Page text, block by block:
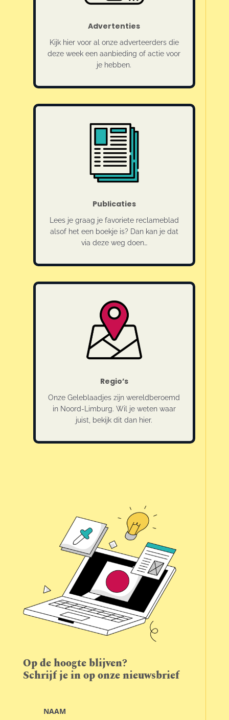
Advertenties
Kijk hier voor al onze adverteerders die
deze week een aanbieding of actie voor
je hebben.
Publicaties
Lees je graag je favoriete reclameblad
alsof het een boekje is? Dan kan je dat
via deze weg doen…
Regio’s
Onze Geleblaadjes zijn wereldberoemd
in Noord-Limburg. Wil je weten waar
juist, bekijk dit dan hier.
Op de hoogte blijven?
Schrijf je in op onze nieuwsbrief